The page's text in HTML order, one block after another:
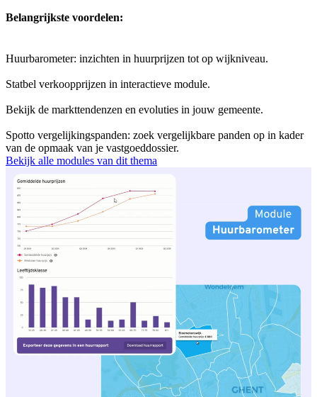
Belangrijkste voordelen:
Huurbarometer: inzichten in huurprijzen tot op wijkniveau.
Statbel verkoopprijzen in interactieve module.
Bekijk de markttendenzen en evoluties in jouw gemeente.
Spotto vergelijkingspanden: zoek vergelijkbare panden op in kader
van de opmaak van je vastgoeddossier.
Bekijk alle modules van dit thema